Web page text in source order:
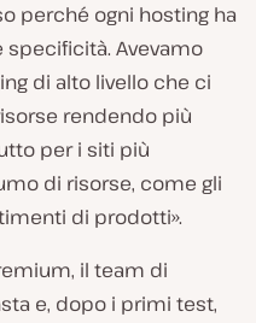
perché ogni hosting ha
Avevamo
di alto livello che ci
rendendo più
per i siti più
di risorse, come gli
di prodotti».
il team di
e, dopo i primi test,